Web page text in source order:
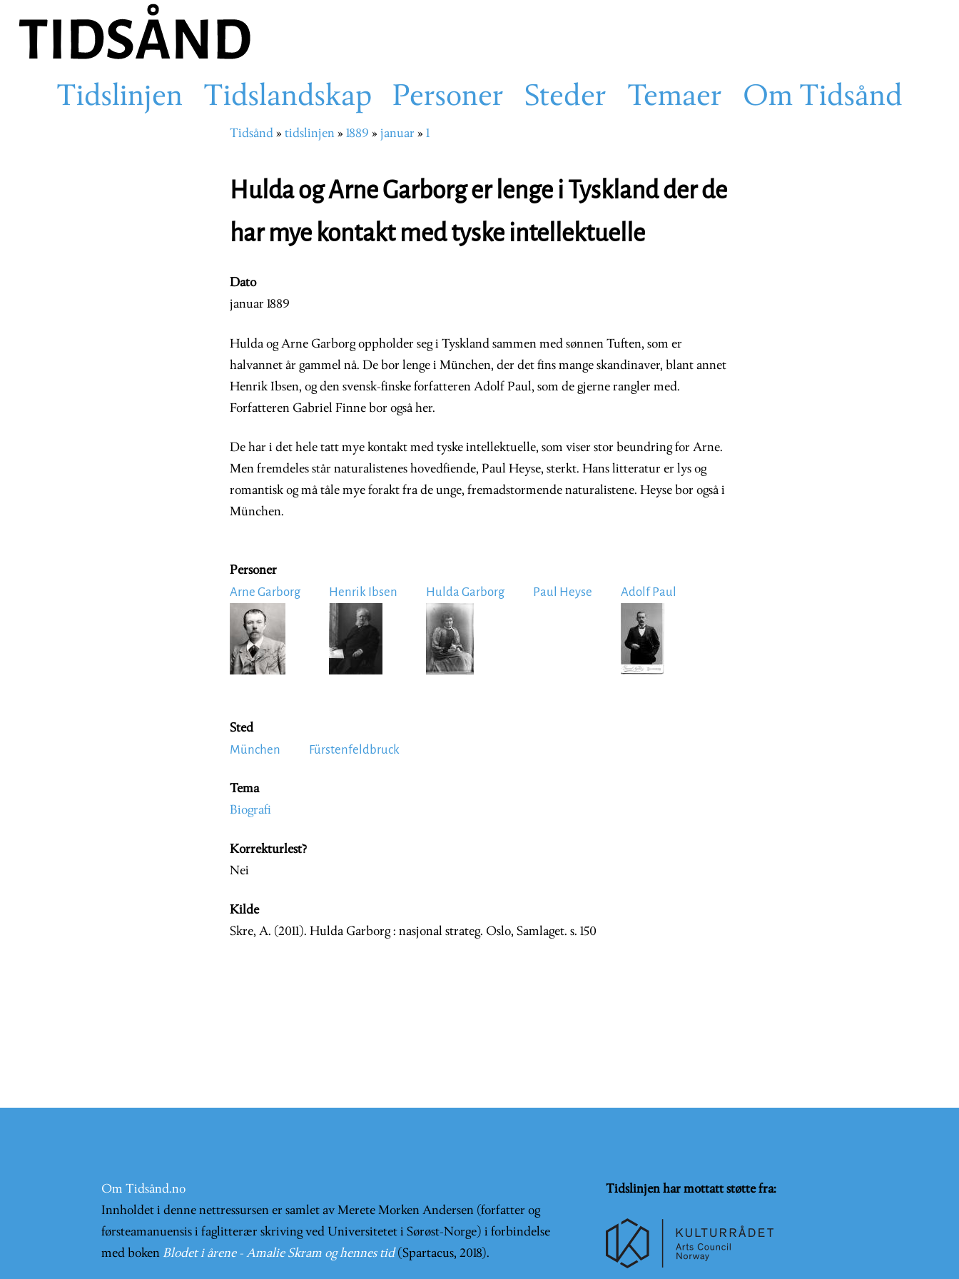
hovedinnhold
Main
Tidslinjen Tidslandskap Personer Steder Temaer Om Tidsånd
Navigasjonssti
Tidsånd tidslinjen 1889 januar 1
Hulda og Arne Garborg er lenge i Tyskland der de
har mye kontakt med tyske intellektuelle
Dato
januar 1889
Hulda og Arne Garborg oppholder seg i Tyskland sammen med sønnen Tuften, som er
halvannet år gammel nå. De bor lenge i München, der det fins mange skandinaver, blant annet
Henrik Ibsen, og den svensk-finske forfatteren Adolf Paul, som de gjerne rangler med.
Forfatteren Gabriel Finne bor også her.
De har i det hele tatt mye kontakt med tyske intellektuelle, som viser stor beundring for Arne.
Men fremdeles står naturalistenes hovedfiende, Paul Heyse, sterkt. Hans litteratur er lys og
romantisk og må tåle mye forakt fra de unge, fremadstormende naturalistene. Heyse bor også i
München.
Personer
Arne Garborg
Image
Henrik Ibsen
Image
Hulda Garborg
Image
Paul Heyse
Adolf Paul
Image
Sted
München
Fürstenfeldbruck
Tema
Biografi
Korrekturlest?
Nei
Kilde
Skre, A. (2011). Hulda Garborg : nasjonal strateg. Oslo, Samlaget. s. 150
Om Tidsånd.no
Innholdet i denne nettressursen er samlet av Merete Morken Andersen (forfatter og
førsteamanuensis i faglitterær skriving ved Universitetet i Sørøst-Norge) i forbindelse
med boken Blodet i årene - Amalie Skram og hennes tid (Spartacus, 2018).
Tidslinjen har mottatt støtte fra: